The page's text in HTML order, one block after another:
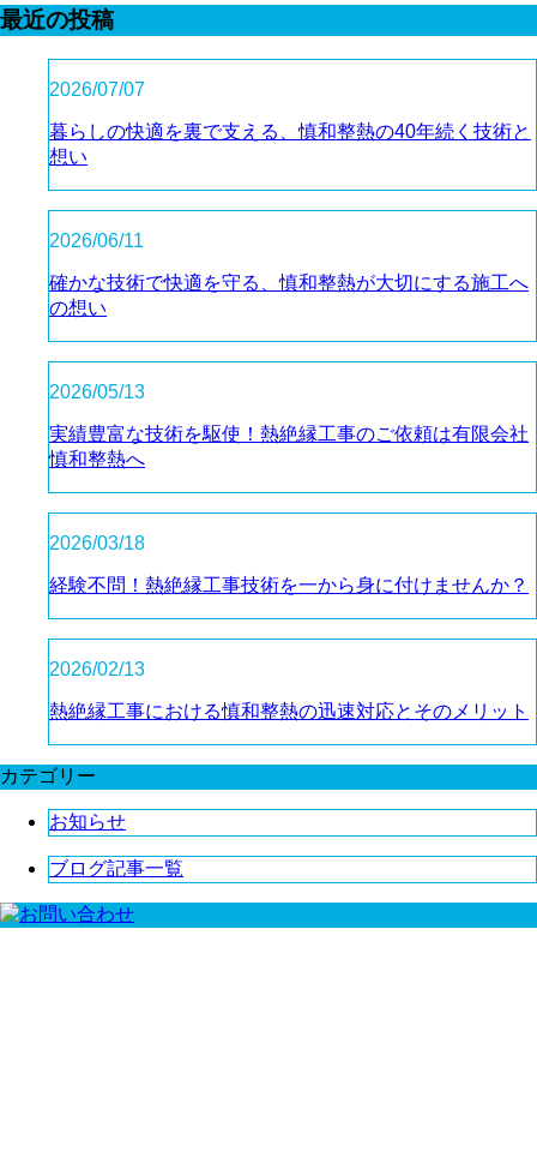
最近の投稿
2026/07/07
暮らしの快適を裏で支える、慎和整熱の40年続く技術と
想い
2026/06/11
確かな技術で快適を守る、慎和整熱が大切にする施工へ
の想い
2026/05/13
実績豊富な技術を駆使！熱絶縁工事のご依頼は有限会社
慎和整熱へ
2026/03/18
経験不問！熱絶縁工事技術を一から身に付けませんか？
2026/02/13
熱絶縁工事における慎和整熱の迅速対応とそのメリット
カテゴリー
お知らせ
ブログ記事一覧